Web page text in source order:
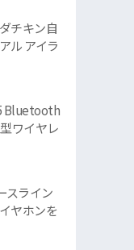
チキン自
ル アイラ
Bluetooth
ワイヤレ
スライン
ヤホンを